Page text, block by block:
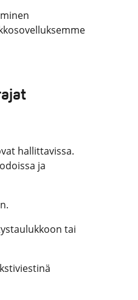
hallittavissa.
ja
tai